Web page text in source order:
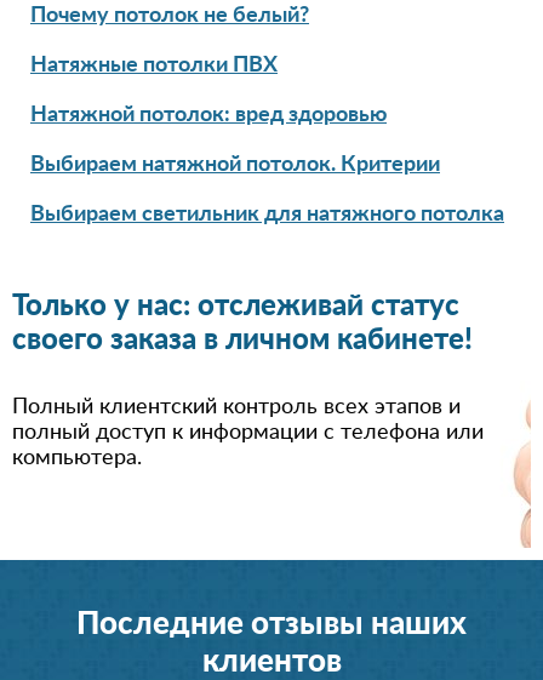
Почему потолок не белый?
Натяжные потолки ПВХ
Натяжной потолок: вред здоровью
Выбираем натяжной потолок. Критерии
Выбираем светильник для натяжного потолка
Только у нас: отслеживай статус
своего заказа в личном кабинете!
Полный клиентский контроль всех этапов и
полный доступ к информации с телефона или
компьютера.
Последние отзывы наших
клиентов